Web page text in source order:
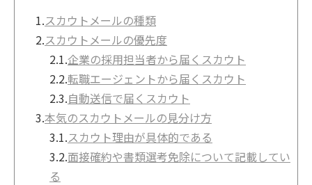
1.スカウトメールの種類
2.スカウトメールの優先度
2.1.企業の採用担当者から届くスカウト
2.2.転職エージェントから届くスカウト
2.3.自動送信で届くスカウト
3.本気のスカウトメールの見分け方
3.1.スカウト理由が具体的である
3.2.面接確約や書類選考免除について記載してい
る